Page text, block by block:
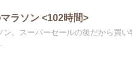
ラソン <102時間>
ン。スーパーセールの後だから買